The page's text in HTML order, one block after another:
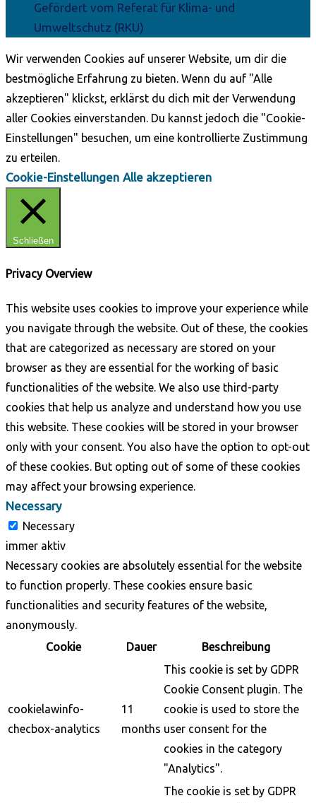
Gefördert vom Referat für Klima- und
Umweltschutz (RKU)
Wir verwenden Cookies auf unserer Website, um dir die
bestmögliche Erfahrung zu bieten. Wenn du auf "Alle
akzeptieren" klickst, erklärst du dich mit der Verwendung
aller Cookies einverstanden. Du kannst jedoch die "Cookie-
Einstellungen" besuchen, um eine kontrollierte Zustimmung
zu erteilen.
Cookie-Einstellungen Alle akzeptieren
Schließen
Privacy Overview
This website uses cookies to improve your experience while
you navigate through the website. Out of these, the cookies
that are categorized as necessary are stored on your
browser as they are essential for the working of basic
functionalities of the website. We also use third-party
cookies that help us analyze and understand how you use
this website. These cookies will be stored in your browser
only with your consent. You also have the option to opt-out
of these cookies. But opting out of some of these cookies
may affect your browsing experience.
Necessary
Necessary
immer aktiv
Necessary cookies are absolutely essential for the website
to function properly. These cookies ensure basic
functionalities and security features of the website,
anonymously.
Cookie
Dauer Beschreibung
cookielawinfo-
checbox-analytics
11
months
This cookie is set by GDPR
Cookie Consent plugin. The
cookie is used to store the
user consent for the
cookies in the category
"Analytics".
The cookie is set by GDPR